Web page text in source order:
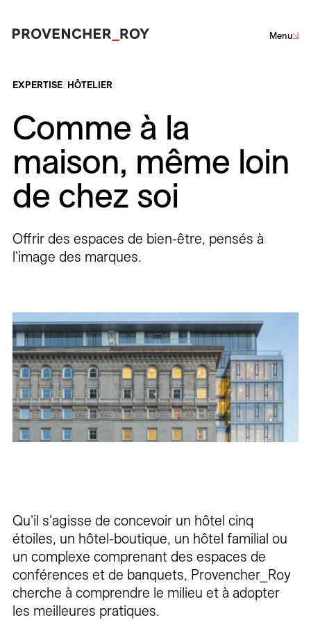
Projets
Expertise
Engagement responsable
Studio
Prix et distinctions
Carrières
Contact
En
Architecture Design d'intérieur
Design urbain
Architecture de paysage
Corporatif CulturelÉducation
Développement durable
Défi Carboneutre
Engagement dans la collectivité
Menu
EXPERTISE HÔTELIER
Comme à la
maison, même loin
de chez soi
Offrir des espaces de bien-être, pensés à
l'image des marques.
Qu'il s'agisse de concevoir un hôtel cinq
étoiles, un hôtel-boutique, un hôtel familial ou
un complexe comprenant des espaces de
conférences et de banquets, Provencher_Roy
cherche à comprendre le milieu et à adopter
les meilleures pratiques.